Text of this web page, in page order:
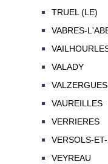
TRUEL (LE)
VABRES-
VALADY
VALZERGUES
VAUREILLES
VERRIERES
VERSOLS-
VEYREAU